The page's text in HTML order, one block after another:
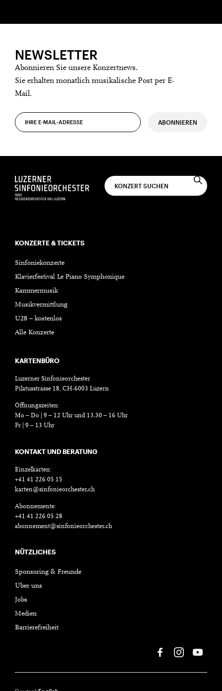
NEWSLETTER
Abonnieren Sie unsere Konzertnews.
Sie erhalten monatlich musikalische Post per E-
Mail.
ABONNIEREN
KONZERTE & TICKETS
Sinfoniekonzerte
Klavierfestival Le Piano Symphonique
Kammermusik
Musikvermittlung
U28 – kostenlos
Alle Konzerte
KARTENBÜRO
Luzerner Sinfonieorchester
Pilatusstrasse 18, CH-6003 Luzern
Öffnungszeiten:
Mo – Do | 9 – 12 Uhr und 13.30 – 16 Uhr
Fr | 9 – 13 Uhr
KONTAKT UND BERATUNG
Einzelkarten:
+41 41 226 05 15
karten@sinfonieorchester.ch
Abonnemente:
+41 41 226 05 28
abonnement@sinfonieorchester.ch
NÜTZLICHES
Sponsoring & Freunde
Über uns
Jobs
Medien
Barrierefreiheit